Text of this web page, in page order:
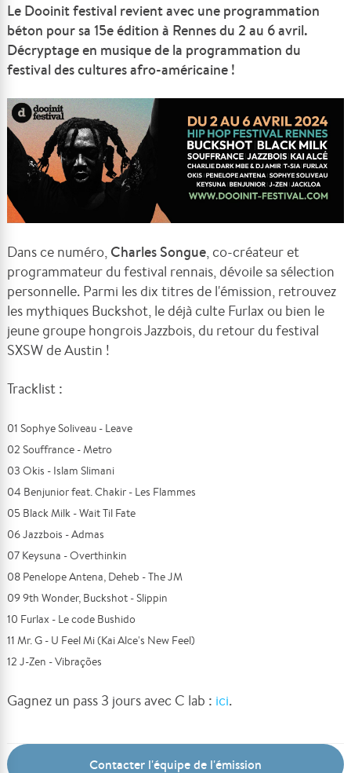
Le Dooinit festival revient avec une programmation
béton pour sa 15e édition à Rennes du 2 au 6 avril.
Décryptage en musique de la programmation du
festival des cultures afro-américaine !
Dans ce numéro, Charles Songue, co-créateur et
programmateur du festival rennais, dévoile sa sélection
personnelle. Parmi les dix titres de l'émission, retrouvez
les mythiques Buckshot, le déjà culte Furlax ou bien le
jeune groupe hongrois Jazzbois, du retour du festival
SXSW de Austin !
Tracklist :
01 Sophye Soliveau - Leave
02 Souffrance - Metro
03 Okis - Islam Slimani
04 Benjunior feat. Chakir - Les Flammes
05 Black Milk - Wait Til Fate
06 Jazzbois - Admas
07 Keysuna - Overthinkin
08 Penelope Antena, Deheb - The JM
09 9th Wonder, Buckshot - Slippin
10 Furlax - Le code Bushido
11 Mr. G - U Feel Mi (Kai Alce's New Feel)
12 J-Zen - Vibrações
Gagnez un pass 3 jours avec C lab : ici.
Contacter l'équipe de l'émission